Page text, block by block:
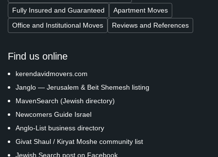
Fully Insured and Guaranteed
Apartment Moves
Office and Institutional Moves
Reviews and References
Find us online
kerendavidmovers.com
Janglo — Jerusalem & Beit Shemesh listing
MavenSearch (Jewish directory)
Newcomers Guide Israel
Anglo-List business directory
Givat Shaul / Kiryat Moshe community list
Jewish Search post on Facebook